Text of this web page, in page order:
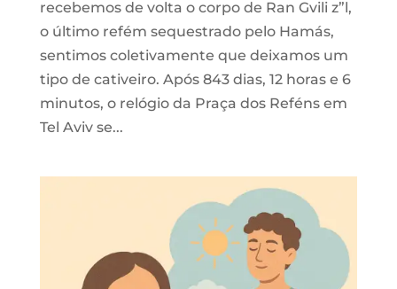
recebemos de volta o corpo de Ran Gvili z”l,
o último refém sequestrado pelo Hamás,
sentimos coletivamente que deixamos um
tipo de cativeiro. Após 843 dias, 12 horas e 6
minutos, o relógio da Praça dos Reféns em
Tel Aviv se...